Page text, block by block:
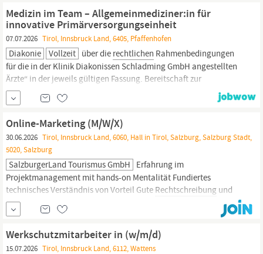
Medizin im Team – Allgemeinmediziner:in für
innovative Primärversorgungseinheit
07.07.2026 Tirol, Innsbruck Land, 6405, Pfaffenhofen
Diakonie Vollzeit über die rechtlichen Rahmenbedingungen
für die in der Klinik Diakonissen Schladming GmbH angestellten
Ärzte“ in der jeweils gültigen Fassung. Bereitschaft zur
Überzahlung je nach Qualifikation und Vordienstzeiten
Online-Marketing (M/W/X)
30.06.2026 Tirol, Innsbruck Land, 6060, Hall in Tirol, Salzburg, Salzburg Stadt,
5020, Salzburg
SalzburgerLand Tourismus GmbH Erfahrung im
Projektmanagement mit hands-on Mentalität Fundiertes
technisches Verständnis von Vorteil Gute Rechtschreibung und
hohes Qualitätsbewusstsein für eine erfolgreiche
Außendarstellung Verantwortungsbewusste Persönlichkeit mit
Eigeninitiative und Freude an der Umsetzung neuer Projektideen
Sorgfältige und teamorientierte Arbeitsweise...
Werkschutzmitarbeiter in (w/m/d)
15.07.2026 Tirol, Innsbruck Land, 6112, Wattens